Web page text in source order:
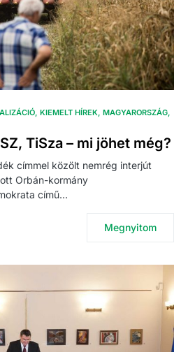
KIEMELT HÍREK MAGYARORSZÁG
TiSza – mi jöhet még?
címmel közölt nemrég interjút
Orbán-kormány
című…
Megnyitom